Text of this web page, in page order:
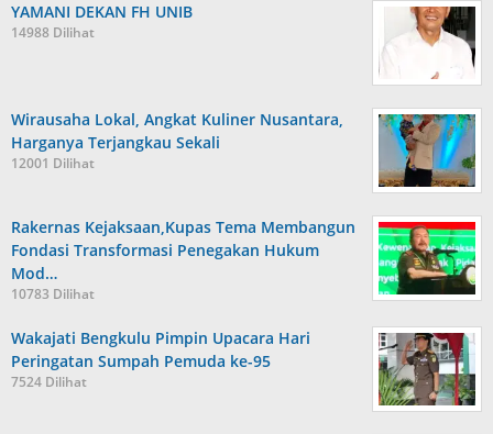
YAMANI DEKAN FH UNIB
14988 Dilihat
Wirausaha Lokal, Angkat Kuliner Nusantara,
Harganya Terjangkau Sekali
12001 Dilihat
Rakernas Kejaksaan,Kupas Tema Membangun
Fondasi Transformasi Penegakan Hukum
Mod…
10783 Dilihat
Wakajati Bengkulu Pimpin Upacara Hari
Peringatan Sumpah Pemuda ke-95
7524 Dilihat